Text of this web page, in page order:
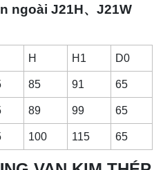
ngoài J21H、J21W
H H1 D0
85 91 65
89 99 65
100 115 65